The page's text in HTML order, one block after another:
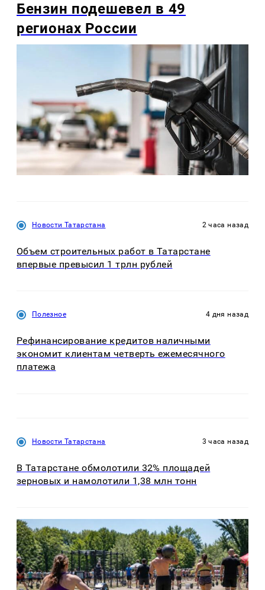
Бензин подешевел в 49
регионах России
Новости Татарстана 2 часа назад
Объем строительных работ в Татарстане
впервые превысил 1 трлн рублей
Полезное 4 дня назад
Рефинансирование кредитов наличными
экономит клиентам четверть ежемесячного
платежа
Новости Татарстана 3 часа назад
В Татарстане обмолотили 32% площадей
зерновых и намолотили 1,38 млн тонн